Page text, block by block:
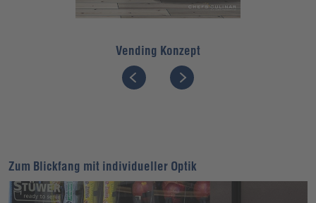
Vending Konzept
Zum Blickfang mit individueller Optik